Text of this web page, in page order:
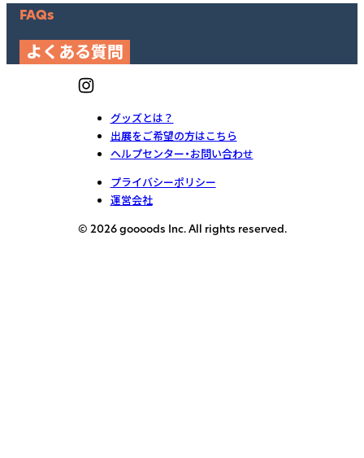
FAQs
よくある質問
グッズとは？
出展をご希望の方はこちら
ヘルプセンター・お問い合わせ
プライバシーポリシー
運営会社
© 2026 goooods Inc. All rights reserved.